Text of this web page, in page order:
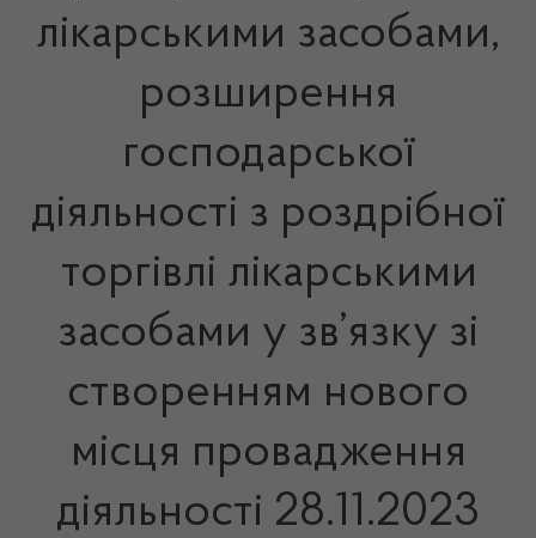
лікарськими засобами,
розширення
господарської
діяльності з роздрібної
торгівлі лікарськими
засобами у зв’язку зі
створенням нового
місця провадження
діяльності 28.11.2023